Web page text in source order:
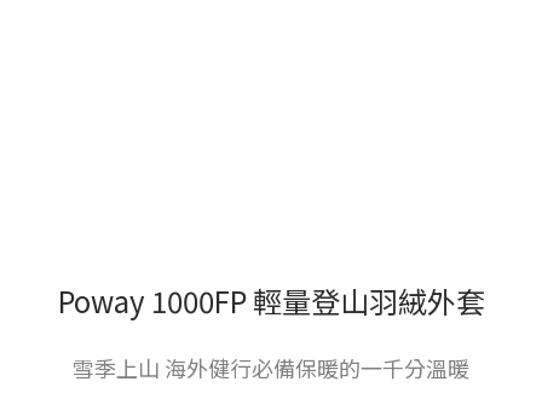
Poway 1000FP 輕量登山羽絨外套
雪季上山 海外健行必備保暖的一千分溫暖